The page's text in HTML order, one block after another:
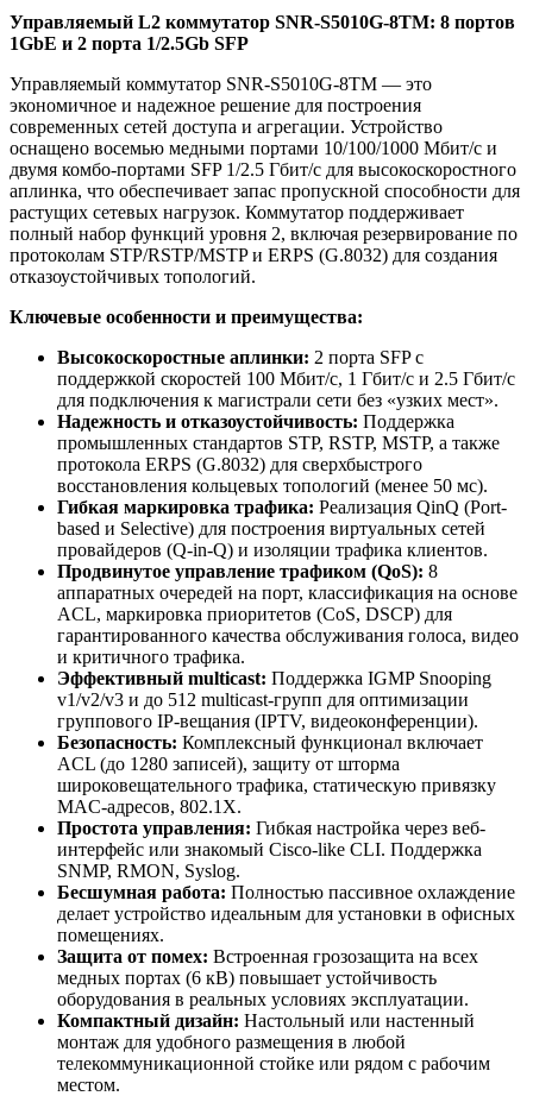
Управляемый L2 коммутатор SNR-S5010G-8TM: 8 портов
1GbE и 2 порта 1/2.5Gb SFP
Управляемый коммутатор SNR-S5010G-8TM — это
экономичное и надежное решение для построения
современных сетей доступа и агрегации. Устройство
оснащено восемью медными портами 10/100/1000 Мбит/с и
двумя комбо-портами SFP 1/2.5 Гбит/с для высокоскоростного
аплинка, что обеспечивает запас пропускной способности для
растущих сетевых нагрузок. Коммутатор поддерживает
полный набор функций уровня 2, включая резервирование по
протоколам STP/RSTP/MSTP и ERPS (G.8032) для создания
отказоустойчивых топологий.
Ключевые особенности и преимущества:
Высокоскоростные аплинки: 2 порта SFP с
поддержкой скоростей 100 Мбит/с, 1 Гбит/с и 2.5 Гбит/с
для подключения к магистрали сети без «узких мест».
Надежность и отказоустойчивость: Поддержка
промышленных стандартов STP, RSTP, MSTP, а также
протокола ERPS (G.8032) для сверхбыстрого
восстановления кольцевых топологий (менее 50 мс).
Гибкая маркировка трафика: Реализация QinQ (Port-
based и Selective) для построения виртуальных сетей
провайдеров (Q-in-Q) и изоляции трафика клиентов.
Продвинутое управление трафиком (QoS): 8
аппаратных очередей на порт, классификация на основе
ACL, маркировка приоритетов (CoS, DSCP) для
гарантированного качества обслуживания голоса, видео
и критичного трафика.
Эффективный multicast: Поддержка IGMP Snooping
v1/v2/v3 и до 512 multicast-групп для оптимизации
группового IP-вещания (IPTV, видеоконференции).
Безопасность: Комплексный функционал включает
ACL (до 1280 записей), защиту от шторма
широковещательного трафика, статическую привязку
MAC-адресов, 802.1X.
Простота управления: Гибкая настройка через веб-
интерфейс или знакомый Cisco-like CLI. Поддержка
SNMP, RMON, Syslog.
Бесшумная работа: Полностью пассивное охлаждение
делает устройство идеальным для установки в офисных
помещениях.
Защита от помех: Встроенная грозозащита на всех
медных портах (6 кВ) повышает устойчивость
оборудования в реальных условиях эксплуатации.
Компактный дизайн: Настольный или настенный
монтаж для удобного размещения в любой
телекоммуникационной стойке или рядом с рабочим
местом.